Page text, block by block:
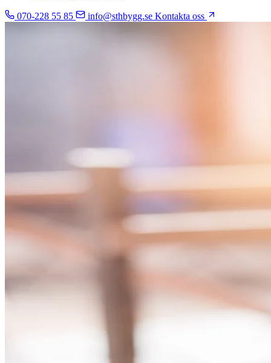
070-228 55 85 info@sthbygg.se Kontakta oss